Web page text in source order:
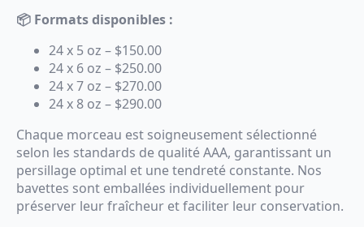
📦 Formats disponibles :
24 x 5 oz – $150.00
24 x 6 oz – $250.00
24 x 7 oz – $270.00
24 x 8 oz – $290.00
Chaque morceau est soigneusement sélectionné
selon les standards de qualité AAA, garantissant un
persillage optimal et une tendreté constante. Nos
bavettes sont emballées individuellement pour
préserver leur fraîcheur et faciliter leur conservation.